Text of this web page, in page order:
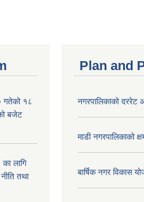
गतेको १८
बजेट
लागि
तथा
Plan and
नगरपालिकाको
माडी नगरपालिकाको
बार्षिक नगर विकास